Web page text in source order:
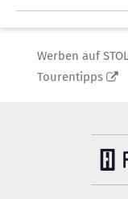
Werben auf STOL
Tourentipps